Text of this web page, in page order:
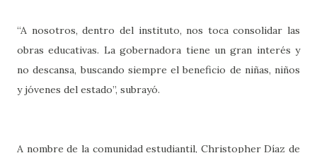
“A nosotros, dentro del instituto, nos toca consolidar las
obras educativas. La gobernadora tiene un gran interés y
no descansa, buscando siempre el beneficio de niñas, niños
y jóvenes del estado”, subrayó.
A nombre de la comunidad estudiantil, Christopher Díaz de